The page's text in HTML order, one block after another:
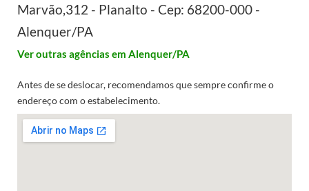
Marvão,312 - Planalto - Cep: 68200-000 -
Alenquer/PA
Ver outras agências em Alenquer/PA
Antes de se deslocar, recomendamos que sempre confirme o
endereço com o estabelecimento.